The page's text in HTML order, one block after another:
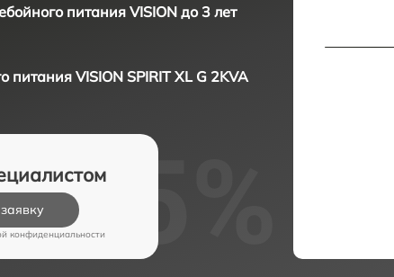
питания VISION до 3 лет
питанияVISION SPIRIT XL G 2KVA
конфиденциальности